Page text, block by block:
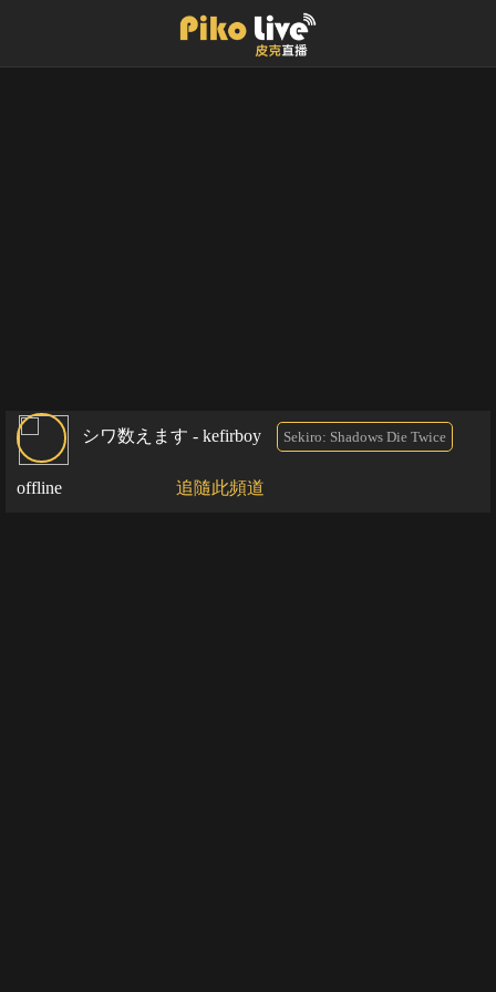
シワ数えます - kefirboy Sekiro: Shadows Die Twice
offline 追隨此頻道